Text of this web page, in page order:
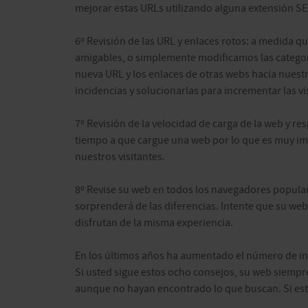
mejorar estas URLs utilizando alguna extensión
6º Revisión de las URL y enlaces rotos: a medida
amigables, o simplemente modificamos las
nueva URL y los enlaces de otras webs hacía
incidencias y solucionarlas para incrementar las
7º Revisión de la velocidad de carga de la web y
tiempo a que cargue una web por lo que es muy
nuestros visitantes.
8º Revise su web en todos los navegadores
sorprenderá de las diferencias. Intente que su
disfrutan de la misma experiencia.
En los últimos años ha aumentado el número de
Si usted sigue estos ocho consejos, su web
aunque no hayan encontrado lo que buscan. Si